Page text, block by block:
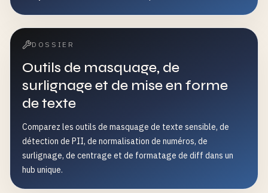
DOSSIER
Outils de masquage, de
surlignage et de mise en forme
de texte
Comparez les outils de masquage de texte sensible, de
détection de PII, de normalisation de numéros, de
surlignage, de centrage et de formatage de diff dans un
hub unique.